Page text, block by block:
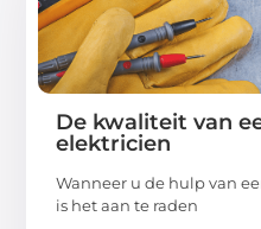
De kwaliteit van
elektricien
Wanneer u de hulp van
is het aan te raden